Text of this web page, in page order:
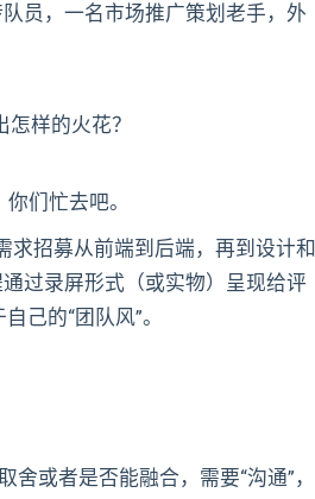
员，一名市场推广策划老手，外
样的火花？
们忙去吧。
求招募从前端到后端，再到设计和
过录屏形式（或实物）呈现给评
自己的“团队风”。
或者是否能融合，需要“沟通”，